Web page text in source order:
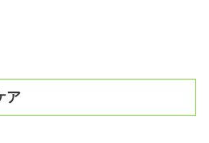
ア